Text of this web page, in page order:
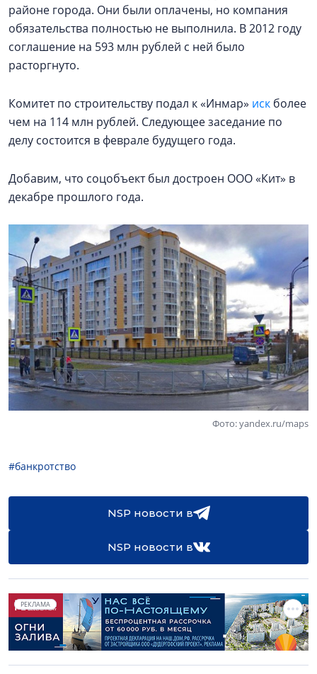
районе города. Они были оплачены, но компания
обязательства полностью не выполнила. В 2012 году
соглашение на 593 млн рублей с ней было
расторгнуто.
Комитет по строительству подал к «Инмар» иск более
чем на 114 млн рублей. Следующее заседание по
делу состоится в феврале будущего года.
Добавим, что соцобъект был достроен ООО «Кит» в
декабре прошлого года.
Фото: yandex.ru/maps
#банкротство
NSP новости в
NSP новости в
РЕКЛАМА